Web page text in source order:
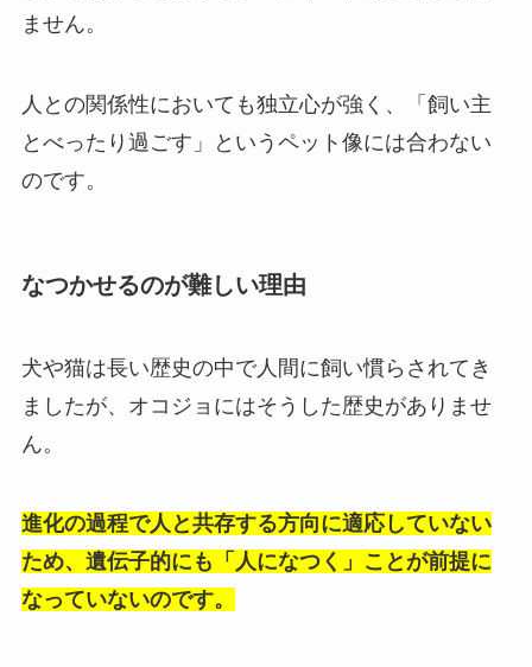
ません。
人との関係性においても独立心が強く、「飼い主
とべったり過ごす」というペット像には合わない
のです。
なつかせるのが難しい理由
犬や猫は長い歴史の中で人間に飼い慣らされてき
ましたが、オコジョにはそうした歴史がありませ
ん。
進化の過程で人と共存する方向に適応していない
ため、遺伝子的にも「人になつく」ことが前提に
なっていないのです。